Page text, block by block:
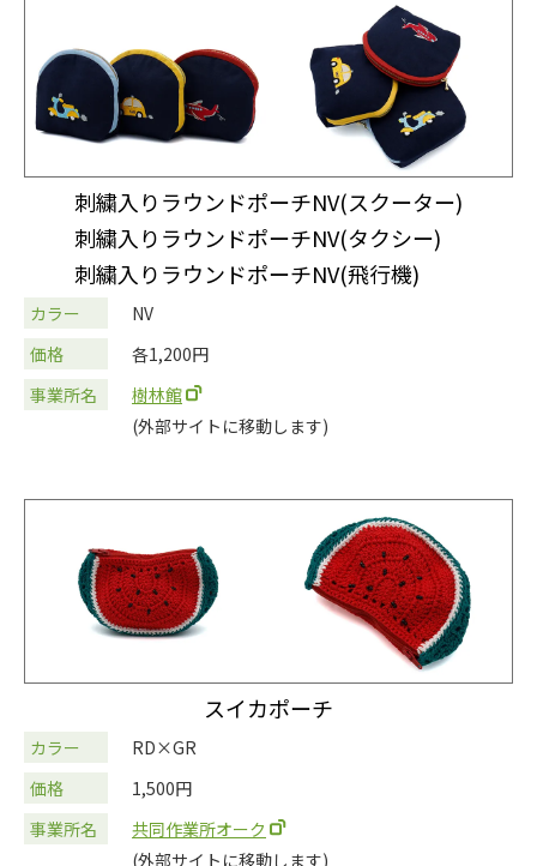
刺繍入りラウンドポーチNV(スクーター)
刺繍入りラウンドポーチNV(タクシー)
刺繍入りラウンドポーチNV(飛行機)
カラー
NV
価格
各1,200円
事業所名
樹林館
(外部サイトに移動します)
スイカポーチ
カラー
RD×GR
価格
1,500円
事業所名
共同作業所オーク
(外部サイトに移動します)